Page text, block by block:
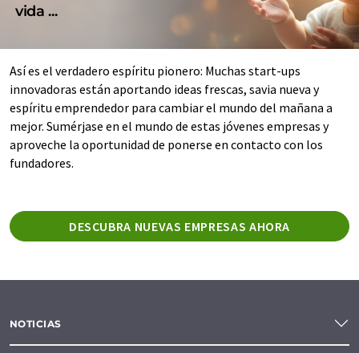
vida ...
Así es el verdadero espíritu pionero: Muchas start-ups
innovadoras están aportando ideas frescas, savia nueva y
espíritu emprendedor para cambiar el mundo del mañana a
mejor. Sumérjase en el mundo de estas jóvenes empresas y
aproveche la oportunidad de ponerse en contacto con los
fundadores.
DESCUBRA NUEVAS EMPRESAS AHORA
NOTICIAS